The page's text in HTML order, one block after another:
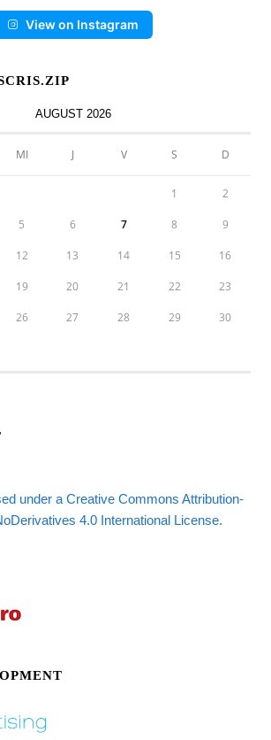
View on Instagram
AUGUST 2026
MI J V S D
1 2
5 6 7 8 9
12 13 14 15 16
19 20 21 22 23
26 27 28 29 30
under a Creative Commons Attribution-
4.0 International License.